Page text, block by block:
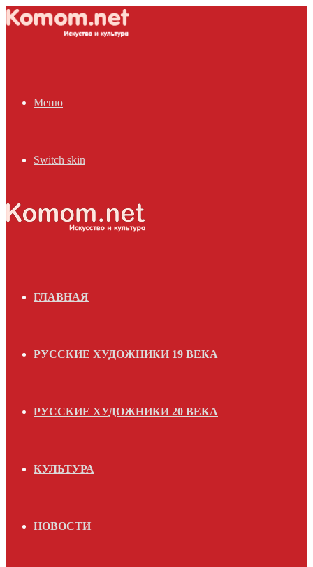
Меню
Switch skin
ГЛАВНАЯ
РУССКИЕ ХУДОЖНИКИ 19 ВЕКА
РУССКИЕ ХУДОЖНИКИ 20 ВЕКА
КУЛЬТУРА
НОВОСТИ